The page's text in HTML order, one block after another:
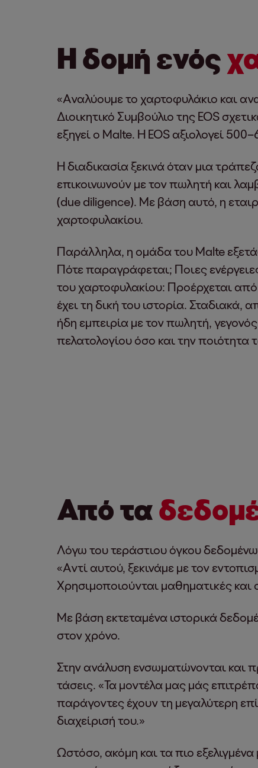
Η δομή ενός
«Αναλύουμε το χαρτοφυλάκιο και
Διοικητικό Συμβούλιο της EOS
εξηγεί ο Malte. Η EOS αξιολογεί
Η διαδικασία ξεκινά όταν μια
επικοινωνούν με τον πωλητή και
(due diligence). Με βάση αυτό, η
χαρτοφυλακίου.
Παράλληλα, η ομάδα του Malte
Πότε παραγράφεται; Ποιες
του χαρτοφυλακίου: Προέρχεται
έχει τη δική του ιστορία.
ήδη εμπειρία με τον πωλητή,
πελατολογίου όσο και την ποιότητα
Από τα
Λόγω του τεράστιου όγκου
«Αντί αυτού, ξεκινάμε με τον
Χρησιμοποιούνται μαθηματικές
Με βάση εκτεταμένα ιστορικά
στον χρόνο.
Στην ανάλυση ενσωματώνονται και
τάσεις. «Τα μοντέλα μας μάς
παράγοντες έχουν τη μεγαλύτερη
διαχείρισή του.»
Ωστόσο, ακόμη και τα πιο